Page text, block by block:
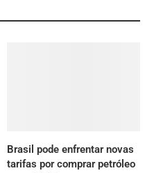
Brasil pode enfrentar novas
tarifas por comprar petróleo